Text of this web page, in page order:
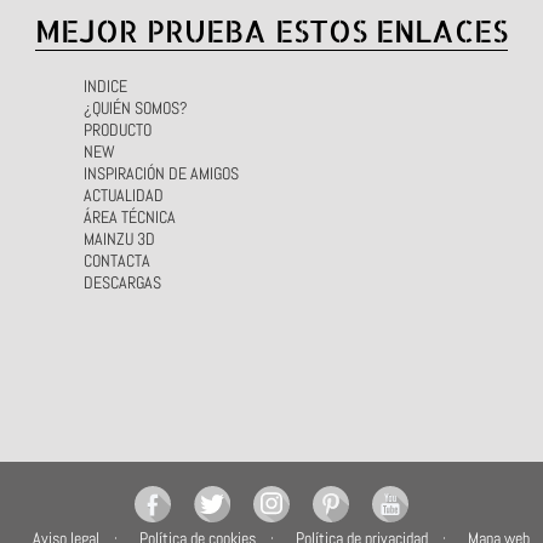
MEJOR PRUEBA ESTOS ENLACES
INDICE
¿QUIÉN SOMOS?
PRODUCTO
NEW
INSPIRACIÓN DE AMIGOS
ACTUALIDAD
ÁREA TÉCNICA
MAINZU 3D
CONTACTA
DESCARGAS
Aviso legal Política de cookies Política de privacidad Mapa web